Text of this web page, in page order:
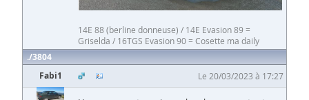
14E 88 (berline donneuse) / 14E Evasion 89 =
Griselda / 16TGS Evasion 90 = Cosette ma daily
3804
Fabi1
Le 20/03/2023 à 17:27